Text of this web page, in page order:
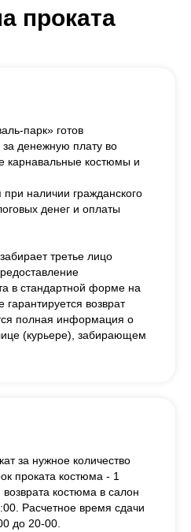
проката
парк» готов
за денежную плату во
карнавальные костюмы и
наличии гражданского
денег и оплаты
третье лицо
в стандартной форме на
гарантируется возврат
полная информация о
(курьере), забирающем
за нужное количество
проката костюма - 1
костюма в салон
Расчетное время сдачи
до 20-00.